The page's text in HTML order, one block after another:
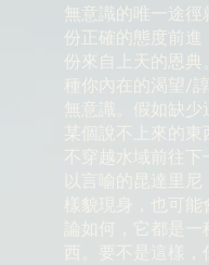
無意識的唯一途徑
份正確的態度前進
份來自上天的恩
種你內在的渴望/
無意識。假如缺
某個說不上來的
不穿越水域前往下
以言喻的昆達里
樣貌現身，也可
論如何，它都是
西。要不是這樣，